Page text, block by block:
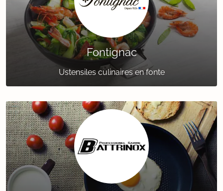
Fontignac
Ustensiles culinaires en fonte